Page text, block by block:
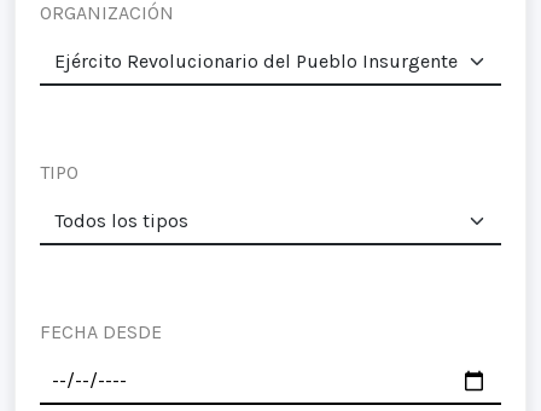
ORGANIZACIÓN
TIPO
FECHA DESDE